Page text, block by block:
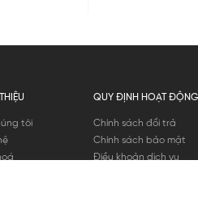
tôi
QUY ĐỊNH HOẠT ĐỘNG
Chính sách đổi trả
Chính sách bảo mật
Điều khoản dịch vụ